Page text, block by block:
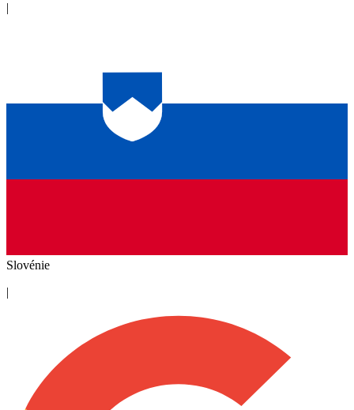
|
Slovénie
|